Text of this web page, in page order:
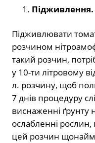
Підживлення.
Підживлювати
розчином
такий розчин,
у 10-ти літровому
л. розчину, щоб
7 днів процедуру
виснаженні ґрунту
ослабленні
цей розчин